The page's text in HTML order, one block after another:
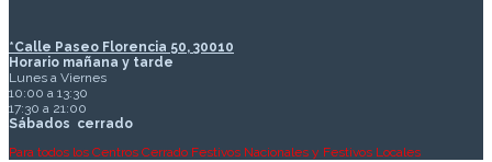
*Calle Paseo Florencia 50, 30010
Horario mañana y tarde
Lunes a Viernes
10:00 a 13:30
17:30 a 21:00
Sábados cerrado
Para todos los Centros Cerrado Festivos Nacionales y Festivos Locales